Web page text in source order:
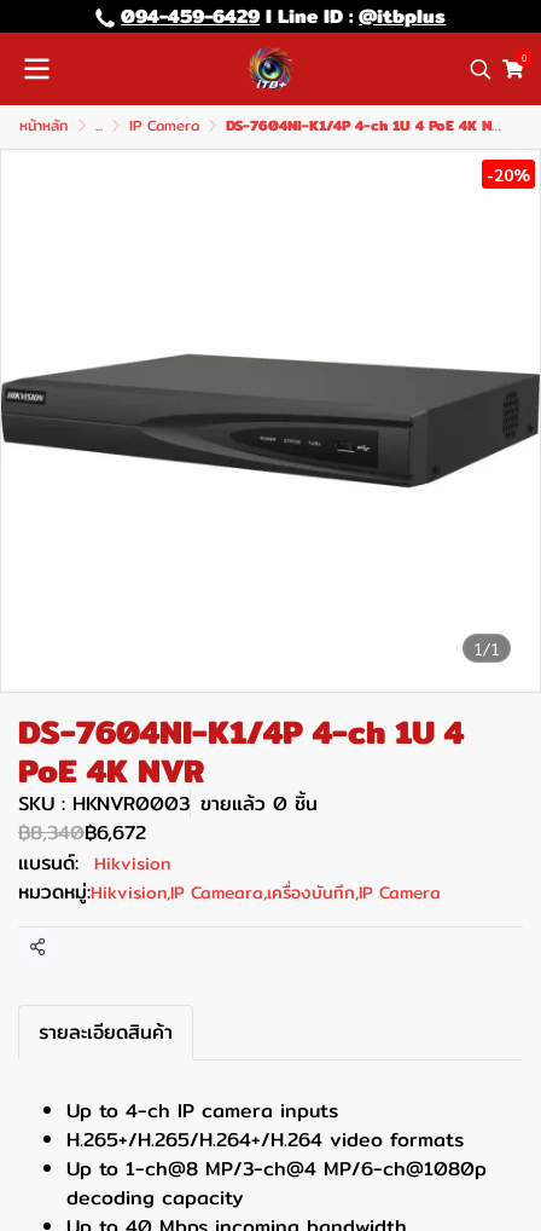
094-459-6429l Line lD :@itbplus
0
หน้าหลัก ... IP Camera DS-7604NI-K1/4P 4-ch 1U 4 PoE 4K NVR
1/1
-20%
DS-7604NI-K1/4P 4-ch 1U 4
PoE 4K NVR
SKU : HKNVR0003 ขายแล้ว 0 ชิ้น
฿8,340฿6,672
แบรนด์: Hikvision
หมวดหมู่:Hikvision,IP Cameara,เครื่องบันทึก,IP Camera
แชร์
รายละเอียดสินค้า
Up to 4-ch IP camera inputs
H.265+/H.265/H.264+/H.264 video formats
Up to 1-ch@8 MP/3-ch@4 MP/6-ch@1080p
decoding capacity